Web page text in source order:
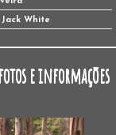
White
e informações